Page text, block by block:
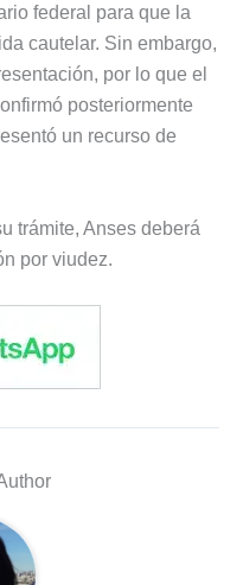
federal para que la
cautelar. Sin embargo,
por lo que el
posteriormente
un recurso de
trámite, Anses deberá
por viudez.